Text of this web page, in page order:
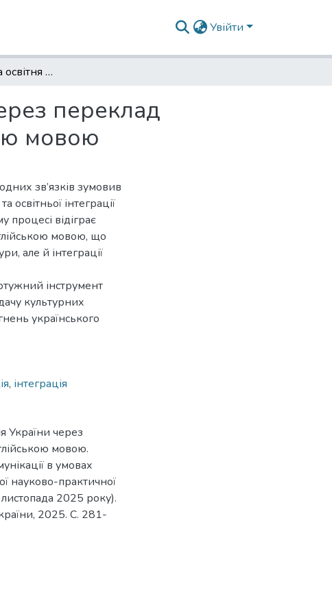
Увійти
Міжкультурна та освітня інтеграція України через переклад українських текстів різного жанру англійською мовою
переклад
мовою
зв’язків зумовив
освітньої інтеграції
процесі відіграє
мовою, що
але й інтеграції
інструмент
культурних
українського
, інтеграція
України через
мовою.
в умовах
науково-практичної
2025 року).
2025. C. 281-